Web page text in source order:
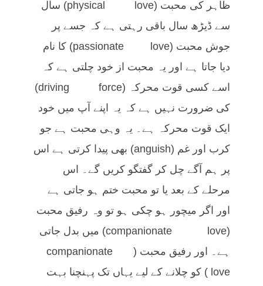
ظاہر کی محبت (physical love) سال
سے ڈیڑھ سال باقی رہتی ہے کہ جسے پر
جوش محبت (passionate love) کا نام
دیا جاتا ہے اور یہ محبت از خود چلتی ہے کہ
اسے کسی قوت محرکہ (driving force)
کی ضرورت نہیں ہے کہ یہ اپنے آپ میں خود
ایک قوت محرکہ ہے۔ یہ وہی محبت ہے جو
کرب اور غم (anguish) بھی پیدا کرتی ہے اس
پر ہم آگے چل کر گفتگو کریں گے۔ اس
مرحلے کے بعد یا تو محبت ختم ہو جاتی ہے
اور اگر میچور ہو چکی ہو تو وہ رفیق محبت
(companionate love) میں بدل جاتی
ہے۔ اور رفیق محبت (companionate
love) کو چلانے کے لیے یہاں تک پہنچنا بہت